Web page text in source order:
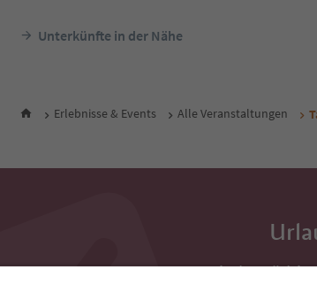
Unterkünfte in der Nähe
Erlebnisse & Events Alle Veranstaltungen
Mit der